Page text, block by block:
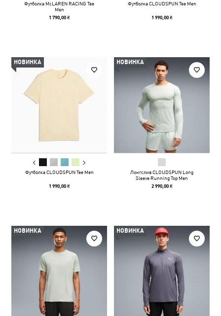
Футболка McLAREN RACING Tee
Men
1 790,00 ₴
Футболка CLOUDSPUN Tee Men
1 990,00 ₴
НОВИНКА
Футболка CLOUDSPUN Tee Men
1 990,00 ₴
НОВИНКА
Лонгслив CLOUDSPUN Long
Sleeve Running Top Men
2 990,00 ₴
НОВИНКА НОВИНКА